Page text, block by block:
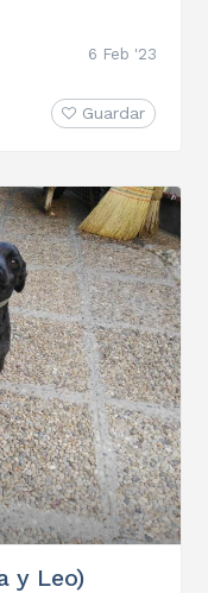
6 Feb '23
Guardar
y Leo)